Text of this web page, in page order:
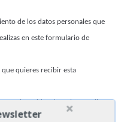
de los datos personales que
en este formulario de
quieres recibir esta
en mi servidor de web y email
formulario consientes que mis